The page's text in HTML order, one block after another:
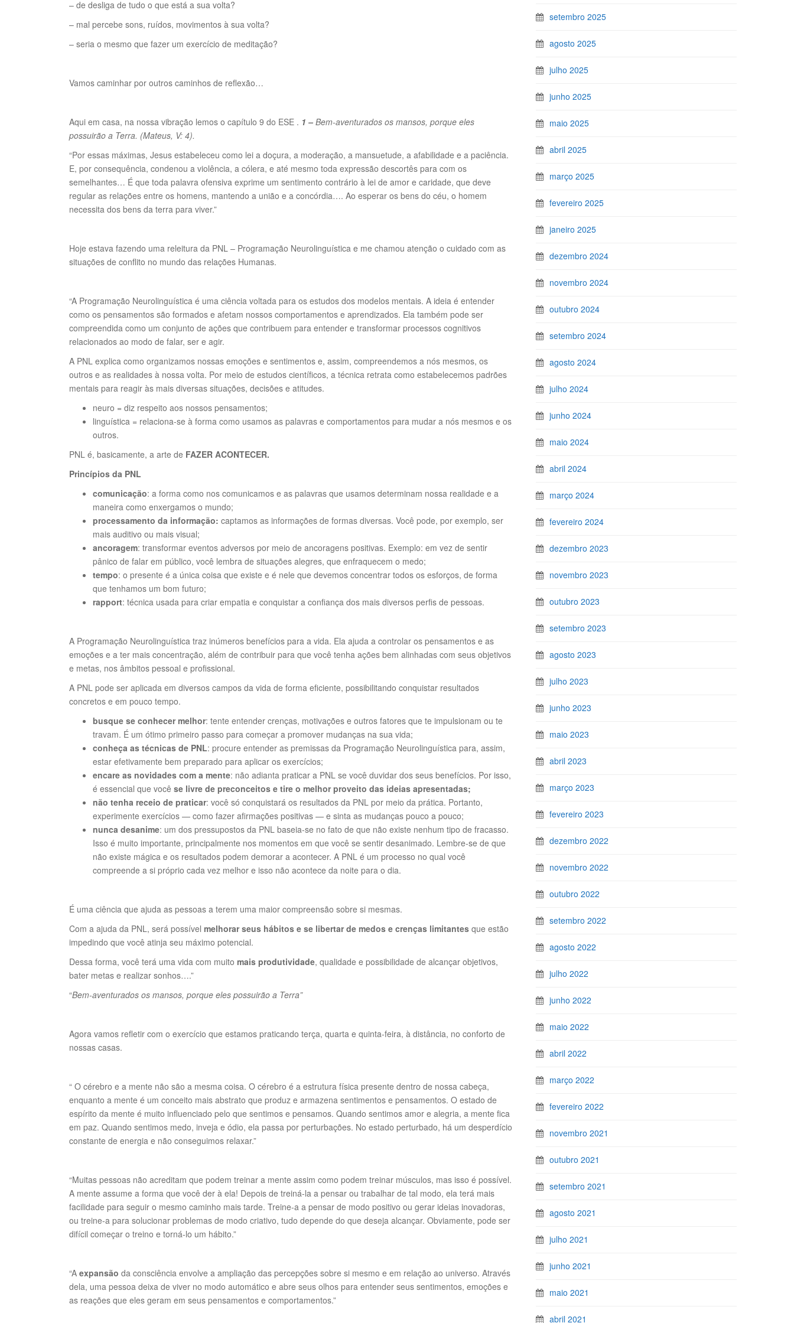
– de desliga de tudo o que está a sua volta?
– mal percebe sons, ruídos, movimentos à sua volta?
– seria o mesmo que fazer um exercício de meditação?
Vamos caminhar por outros caminhos de reflexão…
Aqui em casa, na nossa vibração lemos o capítulo 9 do ESE . 1 – Bem-aventurados os mansos, porque eles
possuirão a Terra. (Mateus, V: 4).
“Por essas máximas, Jesus estabeleceu como lei a doçura, a moderação, a mansuetude, a afabilidade e a paciência.
E, por consequência, condenou a violência, a cólera, e até mesmo toda expressão descortês para com os
semelhantes… É que toda palavra ofensiva exprime um sentimento contrário à lei de amor e caridade, que deve
regular as relações entre os homens, mantendo a união e a concórdia…. Ao esperar os bens do céu, o homem
necessita dos bens da terra para viver.”
Hoje estava fazendo uma releitura da PNL – Programação Neurolinguística e me chamou atenção o cuidado com as
situações de conflito no mundo das relações Humanas.
“A Programação Neurolinguística é uma ciência voltada para os estudos dos modelos mentais. A ideia é entender
como os pensamentos são formados e afetam nossos comportamentos e aprendizados. Ela também pode ser
compreendida como um conjunto de ações que contribuem para entender e transformar processos cognitivos
relacionados ao modo de falar, ser e agir.
A PNL explica como organizamos nossas emoções e sentimentos e, assim, compreendemos a nós mesmos, os
outros e as realidades à nossa volta. Por meio de estudos científicos, a técnica retrata como estabelecemos padrões
mentais para reagir às mais diversas situações, decisões e atitudes.
neuro = diz respeito aos nossos pensamentos;
linguística = relaciona-se à forma como usamos as palavras e comportamentos para mudar a nós mesmos e os
outros.
PNL é, basicamente, a arte de FAZER ACONTECER.
Princípios da PNL
comunicação: a forma como nos comunicamos e as palavras que usamos determinam nossa realidade e a
maneira como enxergamos o mundo;
processamento da informação: captamos as informações de formas diversas. Você pode, por exemplo, ser
mais auditivo ou mais visual;
ancoragem: transformar eventos adversos por meio de ancoragens positivas. Exemplo: em vez de sentir
pânico de falar em público, você lembra de situações alegres, que enfraquecem o medo;
tempo: o presente é a única coisa que existe e é nele que devemos concentrar todos os esforços, de forma
que tenhamos um bom futuro;
rapport: técnica usada para criar empatia e conquistar a confiança dos mais diversos perfis de pessoas.
A Programação Neurolinguística traz inúmeros benefícios para a vida. Ela ajuda a controlar os pensamentos e as
emoções e a ter mais concentração, além de contribuir para que você tenha ações bem alinhadas com seus objetivos
e metas, nos âmbitos pessoal e profissional.
A PNL pode ser aplicada em diversos campos da vida de forma eficiente, possibilitando conquistar resultados
concretos e em pouco tempo.
busque se conhecer melhor: tente entender crenças, motivações e outros fatores que te impulsionam ou te
travam. É um ótimo primeiro passo para começar a promover mudanças na sua vida;
conheça as técnicas de PNL: procure entender as premissas da Programação Neurolinguística para, assim,
estar efetivamente bem preparado para aplicar os exercícios;
encare as novidades com a mente: não adianta praticar a PNL se você duvidar dos seus benefícios. Por isso,
é essencial que você se livre de preconceitos e tire o melhor proveito das ideias apresentadas;
não tenha receio de praticar: você só conquistará os resultados da PNL por meio da prática. Portanto,
experimente exercícios — como fazer afirmações positivas — e sinta as mudanças pouco a pouco;
nunca desanime: um dos pressupostos da PNL baseia-se no fato de que não existe nenhum tipo de fracasso.
Isso é muito importante, principalmente nos momentos em que você se sentir desanimado. Lembre-se de que
não existe mágica e os resultados podem demorar a acontecer. A PNL é um processo no qual você
compreende a si próprio cada vez melhor e isso não acontece da noite para o dia.
É uma ciência que ajuda as pessoas a terem uma maior compreensão sobre si mesmas.
Com a ajuda da PNL, será possível melhorar seus hábitos e se libertar de medos e crenças limitantes que estão
impedindo que você atinja seu máximo potencial.
Dessa forma, você terá uma vida com muito mais produtividade, qualidade e possibilidade de alcançar objetivos,
bater metas e realizar sonhos….”
“Bem-aventurados os mansos, porque eles possuirão a Terra”
Agora vamos refletir com o exercício que estamos praticando terça, quarta e quinta-feira, à distância, no conforto de
nossas casas.
“ O cérebro e a mente não são a mesma coisa. O cérebro é a estrutura física presente dentro de nossa cabeça,
enquanto a mente é um conceito mais abstrato que produz e armazena sentimentos e pensamentos. O estado de
espírito da mente é muito influenciado pelo que sentimos e pensamos. Quando sentimos amor e alegria, a mente fica
em paz. Quando sentimos medo, inveja e ódio, ela passa por perturbações. No estado perturbado, há um desperdício
constante de energia e não conseguimos relaxar.”
“Muitas pessoas não acreditam que podem treinar a mente assim como podem treinar músculos, mas isso é possível.
A mente assume a forma que você der à ela! Depois de treiná-la a pensar ou trabalhar de tal modo, ela terá mais
facilidade para seguir o mesmo caminho mais tarde. Treine-a a pensar de modo positivo ou gerar ideias inovadoras,
ou treine-a para solucionar problemas de modo criativo, tudo depende do que deseja alcançar. Obviamente, pode ser
difícil começar o treino e torná-lo um hábito.”
“A expansão da consciência envolve a ampliação das percepções sobre si mesmo e em relação ao universo. Através
dela, uma pessoa deixa de viver no modo automático e abre seus olhos para entender seus sentimentos, emoções e
as reações que eles geram em seus pensamentos e comportamentos.”
setembro 2025
agosto 2025
julho 2025
junho 2025
maio 2025
abril 2025
março 2025
fevereiro 2025
janeiro 2025
dezembro 2024
novembro 2024
outubro 2024
setembro 2024
agosto 2024
julho 2024
junho 2024
maio 2024
abril 2024
março 2024
fevereiro 2024
dezembro 2023
novembro 2023
outubro 2023
setembro 2023
agosto 2023
julho 2023
junho 2023
maio 2023
abril 2023
março 2023
fevereiro 2023
dezembro 2022
novembro 2022
outubro 2022
setembro 2022
agosto 2022
julho 2022
junho 2022
maio 2022
abril 2022
março 2022
fevereiro 2022
novembro 2021
outubro 2021
setembro 2021
agosto 2021
julho 2021
junho 2021
maio 2021
abril 2021